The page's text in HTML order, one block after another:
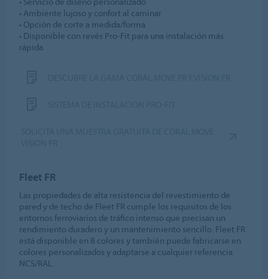
• Ambiente lujoso y confort al caminar
• Opción de corte a medida/forma
• Disponible con revés Pro-Fit para una instalación más
rápida.
Fleet FR
Las propiedades de alta resistencia del revestimiento de
pared y de techo de Fleet FR cumple los requisitos de los
entornos ferroviarios de tráfico intenso que precisan un
rendimiento duradero y un mantenimiento sencillo. Fleet FR
está disponible en 8 colores y también puede fabricarse en
colores personalizados y adaptarse a cualquier referencia
NCS/RAL.